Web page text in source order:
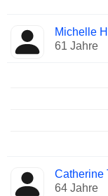
Michelle
61 Jahre
Catherine
64 Jahre